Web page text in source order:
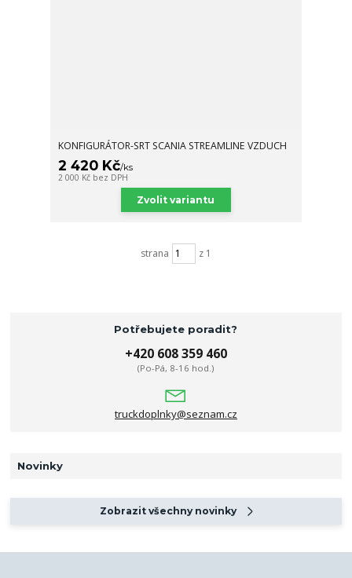
KONFIGURÁTOR-SRT SCANIA STREAMLINE VZDUCH
2 420 Kč/ks
2 000 Kč bez DPH
Zvolit variantu
strana z 1
Potřebujete poradit?
+420 608 359 460
(Po-Pá, 8-16 hod.)
truckdoplnky@seznam.cz
Novinky
Zobrazit všechny novinky